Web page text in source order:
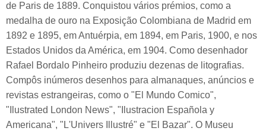
de Paris de 1889. Conquistou vários prémios, como a
medalha de ouro na Exposição Colombiana de Madrid em
1892 e 1895, em Antuérpia, em 1894, em Paris, 1900, e nos
Estados Unidos da América, em 1904. Como desenhador
Rafael Bordalo Pinheiro produziu dezenas de litografias.
Compôs inúmeros desenhos para almanaques, anúncios e
revistas estrangeiras, como o "El Mundo Comico",
"Ilustrated London News", "Ilustracion Española y
Americana", "L'Univers Illustré" e "El Bazar". O Museu